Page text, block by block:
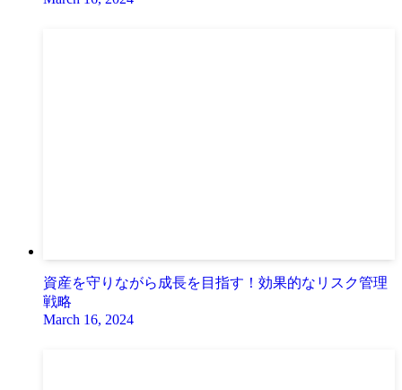
資産を守りながら成長を目指す！効果的なリスク管理
戦略
March 16, 2024